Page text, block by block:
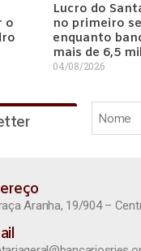
o
Lucro do
no primeiro
enquanto
mais de 6,5
04/08/2026
Aranha, 19/904 –